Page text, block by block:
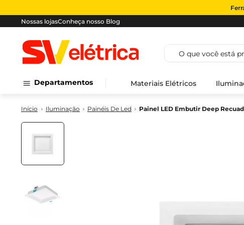
Nossas lojasConheça nosso Blog
O que você está
Departamentos Materiais Elétricos
Iluminação Painéis De Led Painel LED Embutir Deep